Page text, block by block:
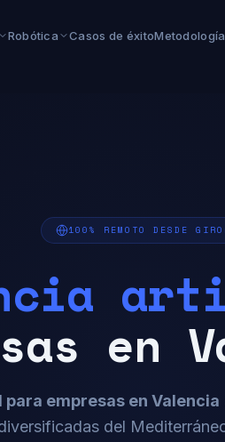
Robótica Casos de éxitoMetodología
100% REMOTO DESDE
en
empresas en Valencia
del